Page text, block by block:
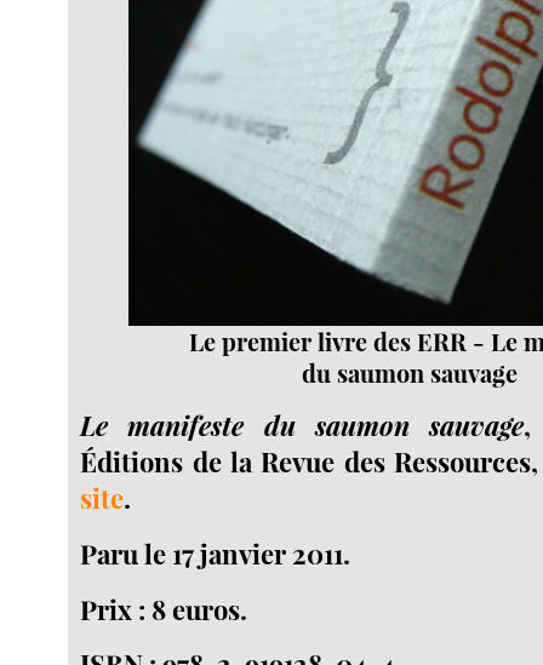
Le premier livre des ERR - Le
du saumon sauvage
Le manifeste du saumon sauvage,
Éditions de la Revue des
site.
Paru le 17 janvier 2011.
Prix : 8 euros.